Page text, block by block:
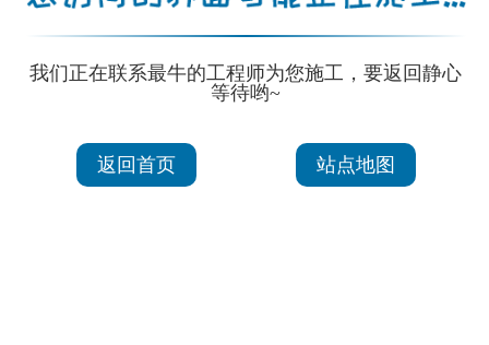
我们正在联系最牛的工程师为您施工，要返回静心
等待哟~
返回首页 站点地图